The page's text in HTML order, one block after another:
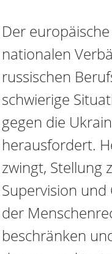
Der
nationalen
russischen
schwierige
gegen die
herausfordert.
zwingt, Stellung
Supervision
der
beschränken